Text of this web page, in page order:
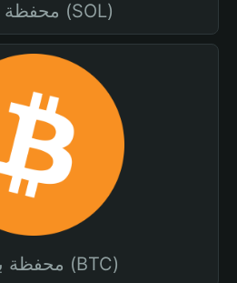
محفظة سولانا (SOL)
محفظة بيتكوين (BTC)